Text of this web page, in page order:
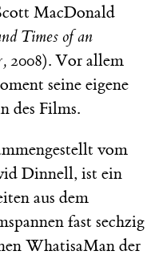
MacDonald
Times of an
2008). Vor allem
seine eigene
des Films.
vom
Dinnell, ist ein
aus dem
fast sechzig
WhatisaMan der